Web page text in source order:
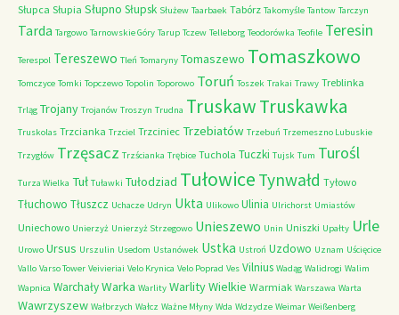
Słupca Słupia Słupno Słupsk Służew Taarbaek Tabórz Takomyśle Tantow Tarczyn
Tarda Targowo Tarnowskie Góry Tarup Tczew Telleborg Teodorówka Teofile Teresin
Terespol Tereszewo Tleń Tomaryny Tomaszewo Tomaszkowo
Tomczyce Tomki Topczewo Topolin Toporowo Toruń Toszek Trakai Trawy Treblinka
Trląg Trojany Trojanów Troszyn Trudna TruskawTruskawka
Truskolas Trzcianka Trzciel Trzciniec Trzebiatów Trzebuń Trzemeszno Lubuskie
Trzygłów Trzęsacz Trzścianka Trębice Tuchola Tuczki Tujsk Tum Turośl
Turza Wielka Tuł Tuławki Tułodziad Tułowice Tynwałd Tyłowo
Tłuchowo Tłuszcz Uchacze Udryn Ukta Ulikowo Ulinia Ulrichorst Umiastów
Uniechowo Unierzyż Unierzyż Strzegowo Unieszewo Unin Uniszki Upałty Urle
Urowo Ursus Urszulin Usedom Ustanówek Ustka Ustroń Uzdowo Uznam Uścięcice
Vallo Varso Tower Veivieriai Velo Krynica Velo Poprad Ves Vilnius Wadąg Walidrogi Walim
Wapnica WarchałyWarka Warlity Warlity Wielkie Warmiak Warszawa Warta
Wawrzyszew Wałbrzych Wałcz Ważne Młyny Wda Wdzydze Weimar Weißenberg